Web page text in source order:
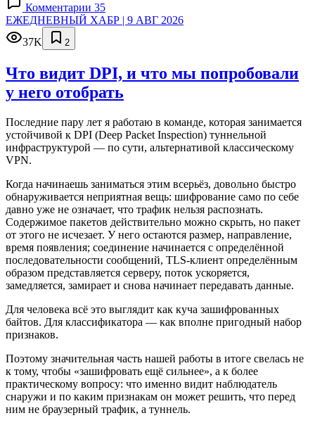
Комментарии 35
ЕЖЕДНЕВНЫЙ ХАБР | 9 АВГ 2026
37K
2
Что видит DPI, и что мы попробовали
у него отобрать
Последние пару лет я работаю в команде, которая занимается
устойчивой к DPI (Deep Packet Inspection) туннельной
инфраструктурой — по сути, альтернативой классическому
VPN.
Когда начинаешь заниматься этим всерьёз, довольно быстро
обнаруживается неприятная вещь: шифрование само по себе
давно уже не означает, что трафик нельзя распознать.
Содержимое пакетов действительно можно скрыть, но пакет
от этого не исчезает. У него остаются размер, направление,
время появления; соединение начинается с определённой
последовательности сообщений, TLS-клиент определённым
образом представляется серверу, поток ускоряется,
замедляется, замирает и снова начинает передавать данные.
Для человека всё это выглядит как куча зашифрованных
байтов. Для классификатора — как вполне пригодный набор
признаков.
Поэтому значительная часть нашей работы в итоге свелась не
к тому, чтобы «зашифровать ещё сильнее», а к более
практическому вопросу: что именно видит наблюдатель
снаружи и по каким признакам он может решить, что перед
ним не браузерный трафик, а туннель.